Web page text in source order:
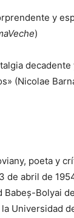
y
)
(Nicolae
poeta y
de abril de
Babeș-Bolyai
Universidad